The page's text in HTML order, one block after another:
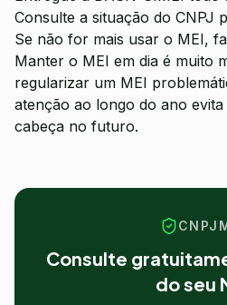
Consulte a situação do CNPJ
Se não for mais usar o MEI,
Manter o MEI em dia é muito
regularizar um MEI
atenção ao longo do ano
cabeça no futuro.
Consulte
do seu